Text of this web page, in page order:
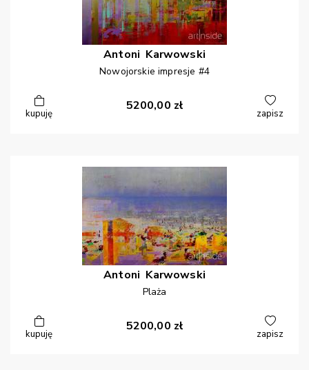
Antoni Karwowski
Nowojorskie impresje #4
kupuję
5200,00 zł
zapisz
Antoni Karwowski
Plaża
kupuję
5200,00 zł
zapisz